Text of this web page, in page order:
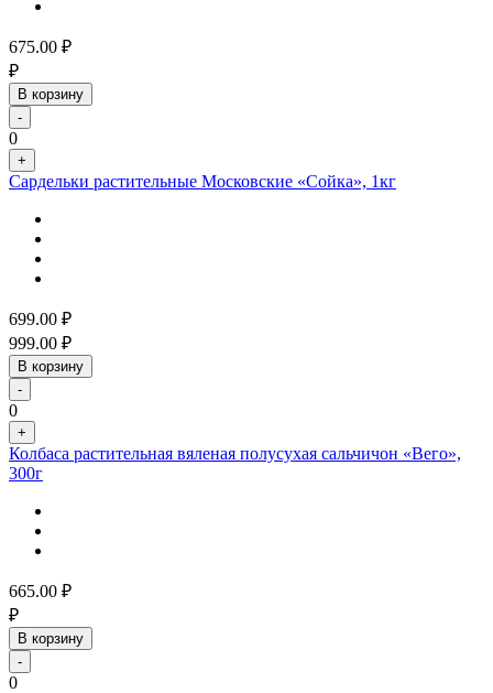
675.00 ₽
₽
В корзину
-
0
+
Сардельки растительные Московские «Сойка», 1кг
699.00 ₽
999.00 ₽
В корзину
-
0
+
Колбаса растительная вяленая полусухая сальчичон «Вего»,
300г
665.00 ₽
₽
В корзину
-
0